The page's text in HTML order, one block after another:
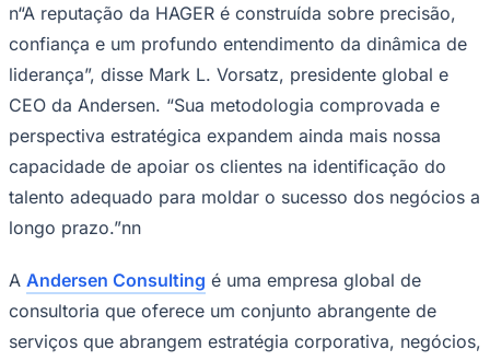
NBA
NFL
Fórmula 1
UFC
Tênis (ATP)
MLB
NHL
Atletismo
Vôlei
NBB
Competições de Futebol
Brasileirão Série A
Brasileirão Série B
Paulistão
Libertadores
n“A reputação da HAGER é construída sobre precisão,
confiança e um profundo entendimento da dinâmica de
liderança”, disse Mark L. Vorsatz, presidente global e
CEO da Andersen. “Sua metodologia comprovada e
perspectiva estratégica expandem ainda mais nossa
capacidade de apoiar os clientes na identificação do
talento adequado para moldar o sucesso dos negócios a
longo prazo.”nn
A Andersen Consulting é uma empresa global de
consultoria que oferece um conjunto abrangente de
serviços que abrangem estratégia corporativa, negócios,